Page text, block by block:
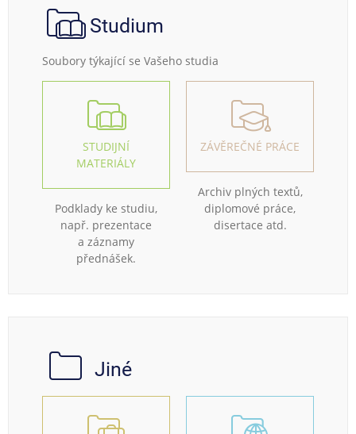
Studium
Soubory týkající se Vašeho studia
STUDIJNÍ
MATERIÁLY
Podklady ke studiu,
např. prezentace
a záznamy
přednášek.
ZÁVĚREČNÉ PRÁCE
Archiv plných textů,
diplomové práce,
disertace atd.
Jiné